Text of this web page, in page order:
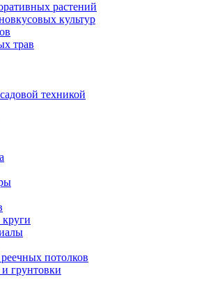
растений
культур
трав
техникой
потолков
грунтовки